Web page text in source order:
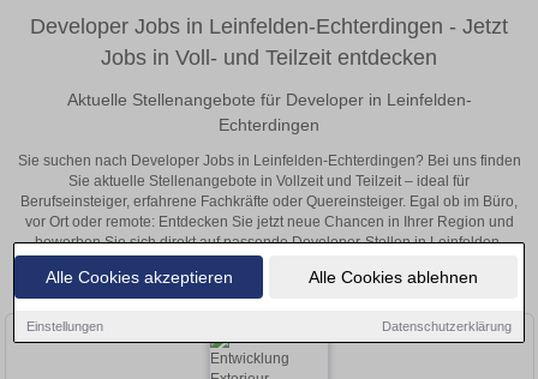
Alle Cookies akzeptieren Alle Cookies ablehnen
Einstellungen Datenschutzerklärung
Developer Jobs in Leinfelden-Echterdingen - Jetzt
Jobs in Voll- und Teilzeit entdecken
Aktuelle Stellenangebote für Developer in Leinfelden-
Echterdingen
Sie suchen nach Developer Jobs in Leinfelden-Echterdingen? Bei uns finden
Sie aktuelle Stellenangebote in Vollzeit und Teilzeit – ideal für
Berufseinsteiger, erfahrene Fachkräfte oder Quereinsteiger. Egal ob im Büro,
vor Ort oder remote: Entdecken Sie jetzt neue Chancen in Ihrer Region und
bewerben Sie sich direkt auf passende Developer-Stellen in Leinfelden-
Echterdingen!